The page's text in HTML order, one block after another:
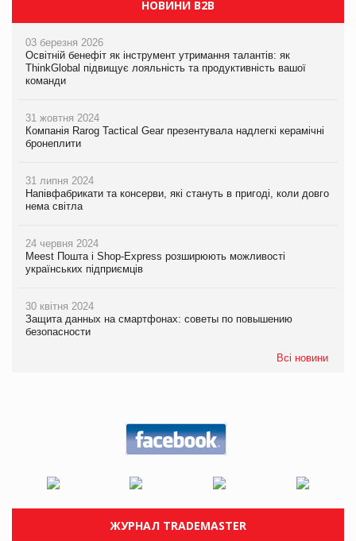
НОВИНИ B2B
03 березня 2026
Освітній бенефіт як інструмент утримання талантів: як
ThinkGlobal підвищує лояльність та продуктивність вашої
команди
31 жовтня 2024
Компанія Rarog Tactical Gear презентувала надлегкі керамічні
бронеплити
31 липня 2024
Напівфабрикати та консерви, які стануть в пригоді, коли довго
нема світла
24 червня 2024
Meest Пошта і Shop-Express розширюють можливості
українських підприємців
30 квітня 2024
Защита данных на смартфонах: советы по повышению
безопасности
Всі новини
ЖУРНАЛ TRADEMASTER